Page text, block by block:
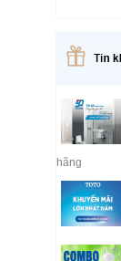
hãng